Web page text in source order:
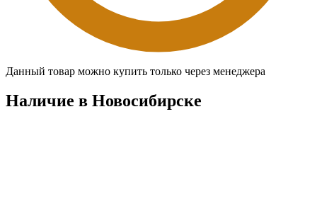
Данный товар можно купить только через менеджера
Наличие в Новосибирскe